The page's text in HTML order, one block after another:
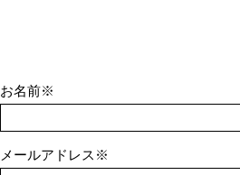
お名前※
メールアドレス※